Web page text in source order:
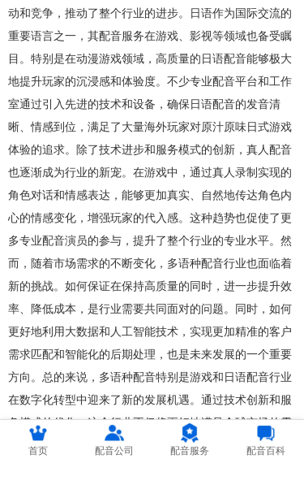
动和竞争，推动了整个行业的进步。日语作为国际交流的
重要语言之一，其配音服务在游戏、影视等领域也备受瞩
目。特别是在动漫游戏领域，高质量的日语配音能够极大
地提升玩家的沉浸感和体验度。不少专业配音平台和工作
室通过引入先进的技术和设备，确保日语配音的发音清
晰、情感到位，满足了大量海外玩家对原汁原味日式游戏
体验的追求。除了技术进步和服务模式的创新，真人配音
也逐渐成为行业的新宠。在游戏中，通过真人录制实现的
角色对话和情感表达，能够更加真实、自然地传达角色内
心的情感变化，增强玩家的代入感。这种趋势也促使了更
多专业配音演员的参与，提升了整个行业的专业水平。然
而，随着市场需求的不断变化，多语种配音行业也面临着
新的挑战。如何保证在保持高质量的同时，进一步提升效
率、降低成本，是行业需要共同面对的问题。同时，如何
更好地利用大数据和人工智能技术，实现更加精准的客户
需求匹配和智能化的后期处理，也是未来发展的一个重要
方向。总的来说，多语种配音特别是游戏和日语配音行业
在数字化转型中迎来了新的发展机遇。通过技术创新和服
务模式的优化，这个行业不仅将更好地满足全球市场的需
求，还将为文化交流和传播提供更加有力的支持。
首页 配音公司 配音服务 配音百科